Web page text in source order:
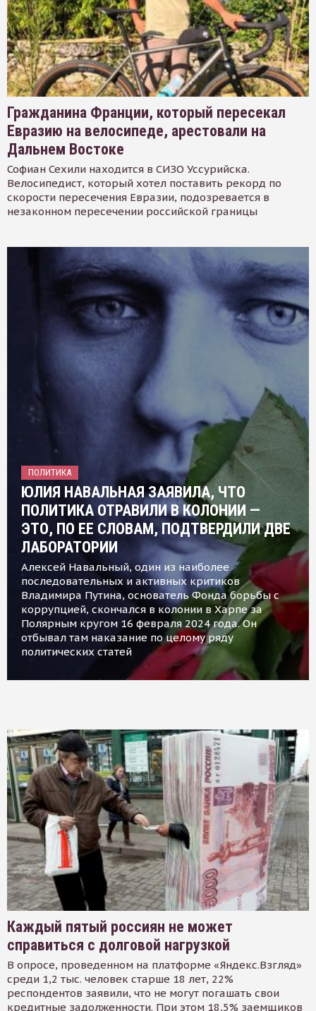
Гражданина Франции, который пересекал
Евразию на велосипеде, арестовали на
Дальнем Востоке
Софиан Сехили находится в СИЗО Уссурийска.
Велосипедист, который хотел поставить рекорд по
скорости пересечения Евразии, подозревается в
незаконном пересечении российской границы
ПОЛИТИКА
ЮЛИЯ НАВАЛЬНАЯ ЗАЯВИЛА, ЧТО
ПОЛИТИКА ОТРАВИЛИ В КОЛОНИИ —
ЭТО, ПО ЕЕ СЛОВАМ, ПОДТВЕРДИЛИ ДВЕ
ЛАБОРАТОРИИ
Алексей Навальный, один из наиболее
последовательных и активных критиков
Владимира Путина, основатель Фонда борьбы с
коррупцией, скончался в колонии в Харпе за
Полярным кругом 16 февраля 2024 года. Он
отбывал там наказание по целому ряду
политических статей
Каждый пятый россиян не может
справиться с долговой нагрузкой
В опросе, проведенном на платформе «Яндекс.Взгляд»
среди 1,2 тыс. человек старше 18 лет, 22%
респондентов заявили, что не могут погашать свои
кредитные задолженности. При этом 18,5% заемщиков